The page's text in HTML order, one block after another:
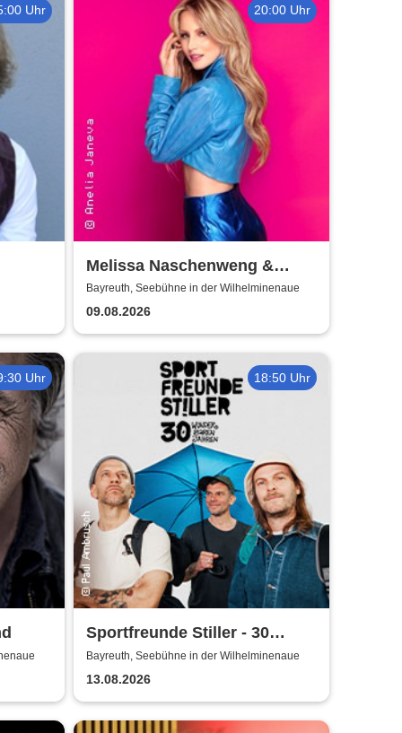
Uhr 20:00 Uhr
Melissa Naschenweng &
Band - LIVE
Bayreuth, Seebühne in der Wilhelminenaue
09.08.2026
Uhr 18:50 Uhr
Sportfreunde Stiller - 30
wunderbaren Jahren
Bayreuth, Seebühne in der Wilhelminenaue
13.08.2026